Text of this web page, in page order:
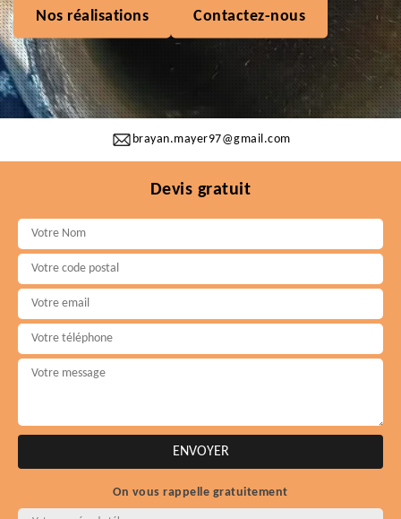
brayan.mayer97@gmail.com
Nos réalisations Contactez-nous
Devis gratuit
On vous rappelle gratuitement